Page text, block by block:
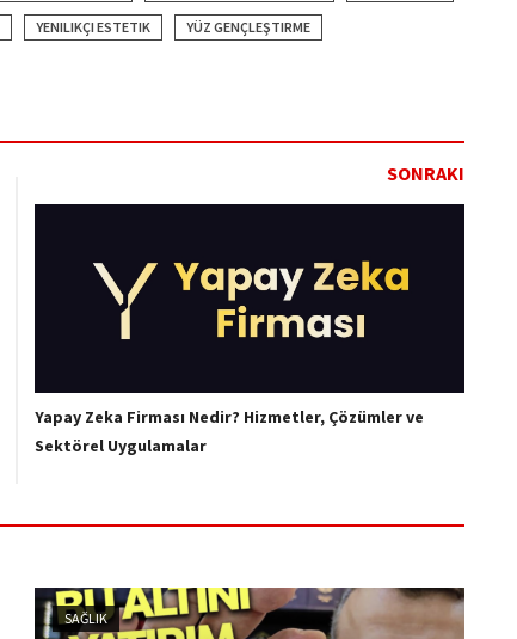
YENILIKÇI ESTETIK YÜZ GENÇLEŞTIRME
SONRAKI
Yapay Zeka Firması Nedir? Hizmetler, Çözümler ve
Sektörel Uygulamalar
SAĞLIK